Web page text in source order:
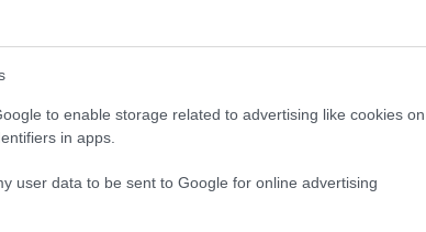
to enable storage related to advertising like cookies on
in apps.
user data to be sent to Google for online advertising
ő az ötödik, aki aláírt